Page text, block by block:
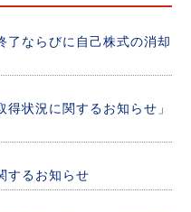
了ならびに自己株式の消却
得状況に関するお知らせ」
するお知らせ